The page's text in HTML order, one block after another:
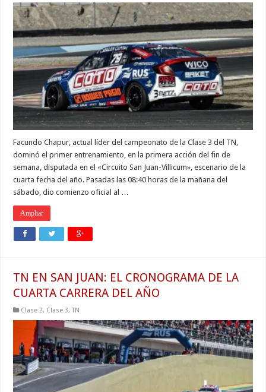
Facundo Chapur, actual líder del campeonato de la Clase 3 del TN,
dominó el primer entrenamiento, en la primera acción del fin de
semana, disputada en el «Circuito San Juan-Villicum», escenario de la
cuarta fecha del año. Pasadas las 08:40 horas de la mañana del
sábado, dio comienzo oficial al …
Ampliar
TN EN SAN JUAN: EL CRONOGRAMA DE LA
CUARTA CARRERA DEL AÑO
Clase 2, Clase 3,TN